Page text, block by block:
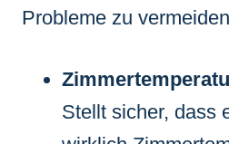
Probleme zu
Stellt sicher, dass